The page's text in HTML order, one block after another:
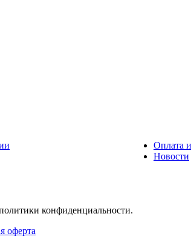
Оплата
Новости
конфиденциальности.
оферта